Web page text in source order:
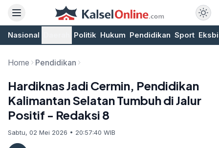
Nasional Politik Hukum Pendidikan Sport
Home Pendidikan
Hardiknas Jadi Cermin, Pendidikan
Kalimantan Selatan Tumbuh di Jalur
Positif - Redaksi 8
Sabtu, 02 Mei 2026 • 20:57:40 WIB